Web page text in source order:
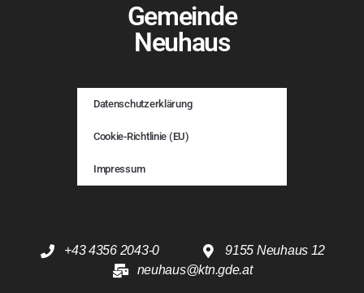
Gemeinde
Neuhaus
Datenschutzerklärung
Cookie-Richtlinie (EU)
Impressum
+43 4356 2043-0
9155 Neuhaus 12
neuhaus@ktn.gde.at